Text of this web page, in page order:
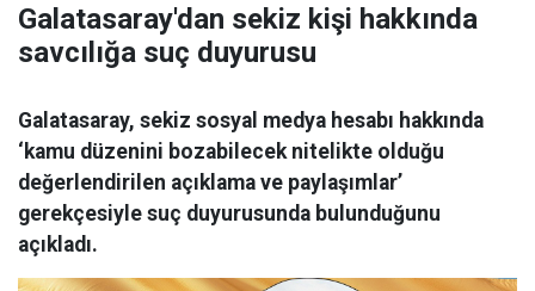
Galatasaray'dan sekiz kişi hakkında
savcılığa suç duyurusu
Galatasaray, sekiz sosyal medya hesabı hakkında
‘kamu düzenini bozabilecek nitelikte olduğu
değerlendirilen açıklama ve paylaşımlar’
gerekçesiyle suç duyurusunda bulunduğunu
açıkladı.